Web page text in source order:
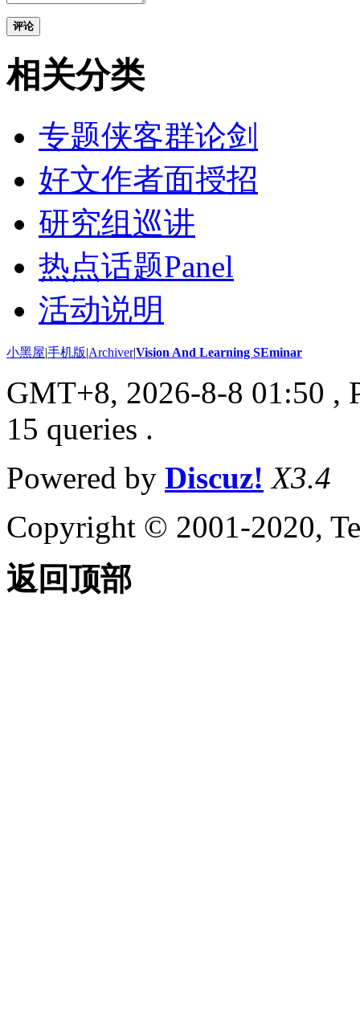
评论
相关分类
专题侠客群论剑
好文作者面授招
研究组巡讲
热点话题Panel
活动说明
小黑屋|手机版|Archiver|Vision And Learning SEminar
GMT+8, 2026-8-8 01:50 ,
15 queries .
Powered by Discuz! X3.4
Copyright © 2001-2020,
返回顶部